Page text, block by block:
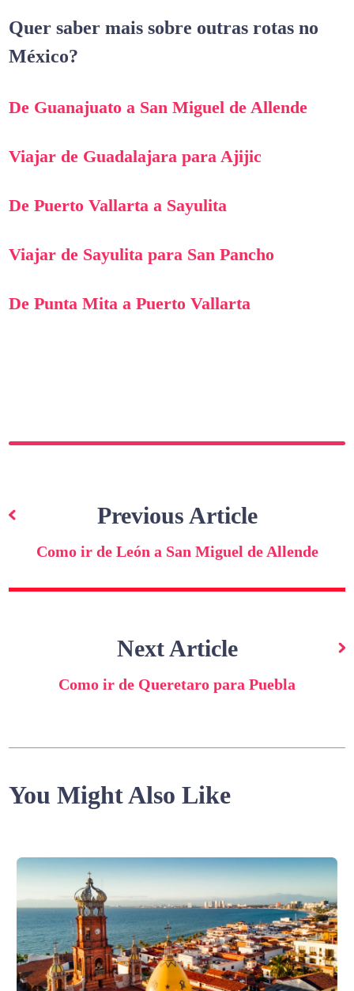
Quer saber mais sobre outras rotas no
México?
De Guanajuato a San Miguel de Allende
Viajar de Guadalajara para Ajijic
De Puerto Vallarta a Sayulita
Viajar de Sayulita para San Pancho
De Punta Mita a Puerto Vallarta
de
artigos
Previous Article
Como ir de León a San Miguel de Allende
Next Article
Como ir de Queretaro para Puebla
You Might Also Like